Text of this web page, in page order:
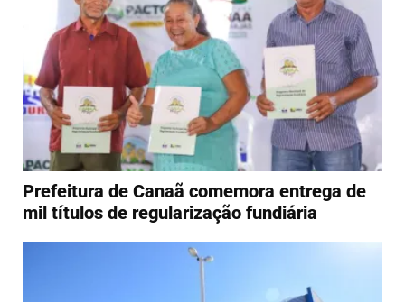
Prefeitura de Canaã comemora entrega de
mil títulos de regularização fundiária